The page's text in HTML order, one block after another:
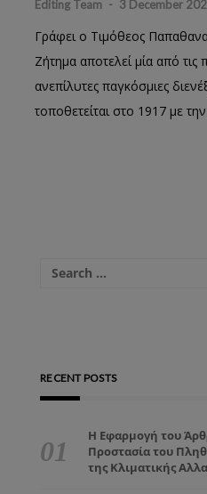
Editing Team - 3 December
Γράφει ο Τιμόθεος
Ζήτημα αποτελεί μία από τις
ανεπίλυτες παγκόσμιες
τοποθετείται στο 1917 με
RECENT POSTS
Η Εφαρμογή του
Προστασία του
της Κλιματικής